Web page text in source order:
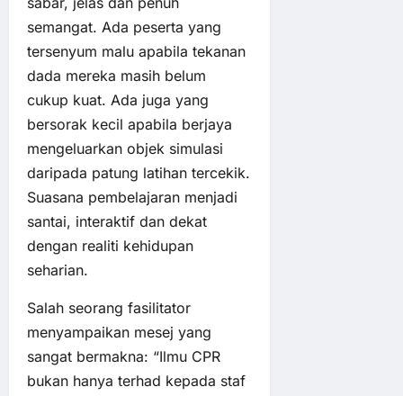
semangat. Ada peserta yang
tersenyum malu apabila tekanan
dada mereka masih belum
cukup kuat. Ada juga yang
bersorak kecil apabila berjaya
mengeluarkan objek simulasi
daripada patung latihan tercekik.
Suasana pembelajaran menjadi
santai, interaktif dan dekat
dengan realiti kehidupan
seharian.
Salah seorang fasilitator
menyampaikan mesej yang
sangat bermakna: “Ilmu CPR
bukan hanya terhad kepada staf